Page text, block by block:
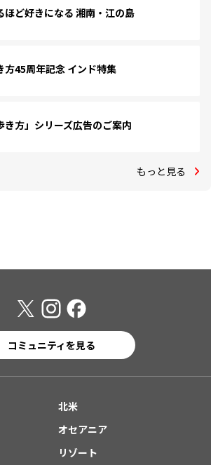
ほど好きになる 湘南・江の島
方45周年記念 インド特集
き方」シリーズ広告のご案内
もっと見る
コミュニティを見る
北米
オセアニア
リゾート